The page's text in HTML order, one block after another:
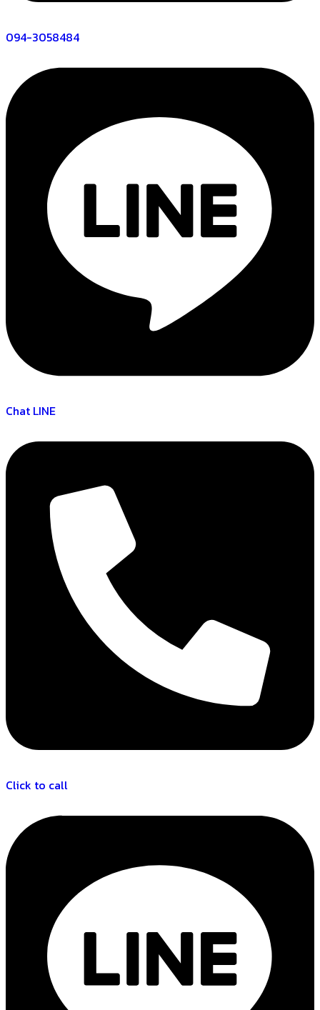
094-3058484
Chat LINE
Click to call